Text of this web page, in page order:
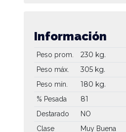
Información
Peso prom. 230 kg.
Peso máx. 305 kg.
Peso mín. 180 kg.
% Pesada 81
Destarado
NO
Clase
Muy Buena